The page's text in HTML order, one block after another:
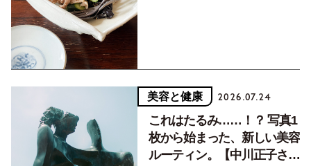
美容と健康 2026.07.24
これはたるみ……！？ 写真1
枚から始まった、新しい美容
ルーティン。【中川正子さん